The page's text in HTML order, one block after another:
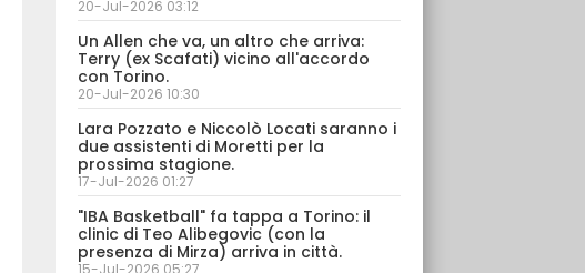
20-Jul-2026 03:12
Un Allen che va, un altro che arriva:
Terry (ex Scafati) vicino all'accordo
con Torino.
20-Jul-2026 10:30
Lara Pozzato e Niccolò Locati saranno i
due assistenti di Moretti per la
prossima stagione.
17-Jul-2026 01:27
"IBA Basketball" fa tappa a Torino: il
clinic di Teo Alibegovic (con la
presenza di Mirza) arriva in città.
15-Jul-2026 05:27